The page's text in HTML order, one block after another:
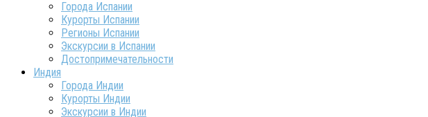
Города Испании
Курорты Испании
Регионы Испании
Экскурсии в Испании
Достопримечательности
Индия
Города Индии
Курорты Индии
Экскурсии в Индии